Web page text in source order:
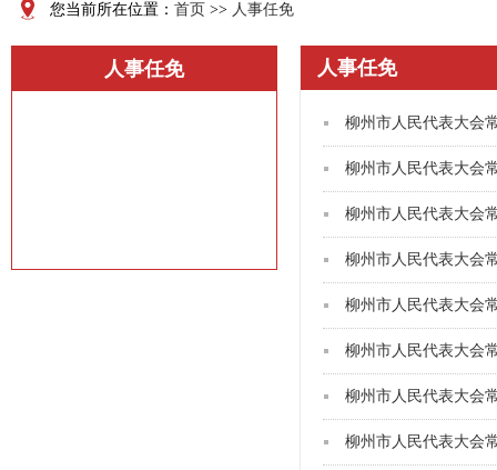
您当前所在位置： 首页 >> 人事任免
人事任免 人事任免
柳州市人民代表大会
柳州市人民代表大会
柳州市人民代表大会